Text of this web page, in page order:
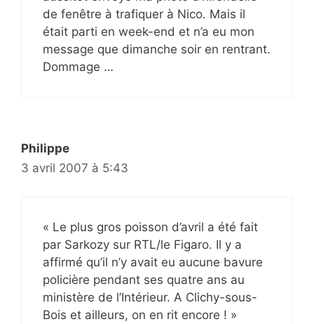
de fenêtre à trafiquer à Nico. Mais il
était parti en week-end et n’a eu mon
message que dimanche soir en rentrant.
Dommage …
Philippe
3 avril 2007 à 5:43
« Le plus gros poisson d’avril a été fait
par Sarkozy sur RTL/le Figaro. Il y a
affirmé qu’il n’y avait eu aucune bavure
policière pendant ses quatre ans au
ministère de l’Intérieur. A Clichy-sous-
Bois et ailleurs, on en rit encore ! »